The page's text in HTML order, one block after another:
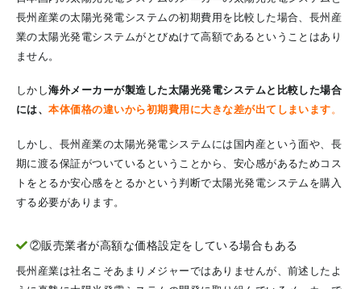
長州産業の太陽光発電システムの初期費用を比較した場合、長州産
業の太陽光発電システムがとびぬけて高額であるということはあり
ません。
しかし海外メーカーが製造した太陽光発電システムと比較した場合
には、本体価格の違いから初期費用に大きな差が出てしまいます。
しかし、長州産業の太陽光発電システムには国内産という面や、長
期に渡る保証がついているということから、安心感があるためコス
トをとるか安心感をとるかという判断で太陽光発電システムを購入
する必要があります。
②販売業者が高額な価格設定をしている場合もある
長州産業は社名こそあまりメジャーではありませんが、前述したよ